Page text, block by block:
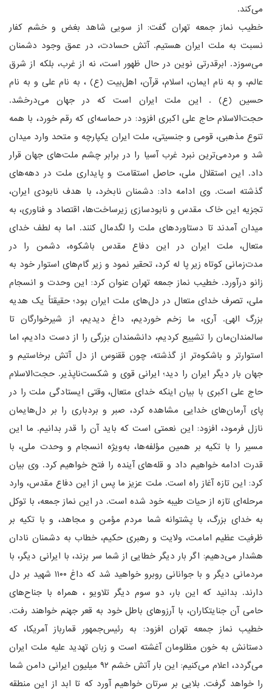
می‌کند.
خطیب نماز جمعه تهران گفت: از سویی شاهد بغض و خشم کفار
نسبت به ملت ایران هستیم. آتش حسادت، در عمق وجود دشمنان
می‌سوزد. ابرقدرتی نوین در حال ظهور است، نه از غرب، بلکه از شرق
عالم، و به نام ایمان، اسلام، قرآن، اهل‌بیت (ع) ، به نام علی و به نام
حسین (ع) . این ملت ایران است که در جهان می‌درخشد.
حجت‌الاسلام حاج علی اکبری افزود: در حماسه‌ای که رقم خورد، با همه
تنوع مذهبی، قومی و جنسیتی، ملت ایران یکپارچه و متحد وارد میدان
شد و مردمی‌ترین نبرد غرب آسیا را در برابر چشم ملت‌های جهان قرار
داد. این استقلال ملی، حاصل استقامت و پایداری ملت در دهه‌های
گذشته است. وی ادامه داد: دشمنان نابخرد، با هدف نابودی ایران،
تجزیه این خاک مقدس و نابودسازی زیرساخت‌ها، اقتصاد و فناوری، به
میدان آمدند تا دستاوردهای ملت را لگدمال کنند. اما به لطف خدای
متعال، ملت ایران در این دفاع مقدس باشکوه، دشمن را در
مدت‌زمانی کوتاه زیر پا له کرد، تحقیر نمود و زیر گام‌های استوار خود به
زانو درآورد. خطیب نماز جمعه تهران عنوان کرد: این وحدت و انسجام
ملی، تصرف خدای متعال در دل‌های ملت ایران بود؛ حقیقتاً یک هدیه
بزرگ الهی. آری، ما زخم خوردیم، داغ دیدیم، از شیرخوارگان تا
سالمندان‌مان را تشییع کردیم، دانشمندان بزرگی را از دست دادیم، اما
استوارتر و باشکوه‌تر از گذشته، چون ققنوس از دل آتش برخاستیم و
جهان بار دیگر ایران را دید؛ ایرانی قوی و شکست‌ناپذیر. حجت‌الاسلام
حاج علی اکبری با بیان اینکه خدای متعال، وقتی ایستادگی ملت را در
پای آرمان‌های خدایی مشاهده کرد، صبر و بردباری را بر دل‌هایمان
نازل فرمود، افزود: این نعمتی است که باید آن را قدر بدانیم. ما این
مسیر را با تکیه بر همین مؤلفه‌ها، به‌ویژه انسجام و وحدت ملی، با
قدرت ادامه خواهیم داد و قله‌های آینده را فتح خواهیم کرد. وی بیان
کرد: این تازه آغاز راه است. ملت عزیز ما پس از این دفاع مقدس، وارد
مرحله‌ای تازه از حیات طیبه خود شده است. در این نماز جمعه، با توکل
به خدای بزرگ، با پشتوانه شما مردم مؤمن و مجاهد، و با تکیه بر
ظرفیت عظیم امامت، ولایت و رهبری حکیم، خطاب به دشمنان نادان
هشدار می‌دهیم: اگر بار دیگر خطایی از شما سر بزند، با ایرانی دیگر، با
مردمانی دیگر و با جوانانی روبرو خواهید شد که داغ ۱۱۰۰ شهید بر دل
دارند. بدانید که این ‌بار، دو سوم دیگر تلاویو ، همراه با جناح‌های
حامی آن جنایتکاران، با آرزوهای باطل خود به قعر جهنم خواهند رفت.
خطیب نماز جمعه تهران افزود: به رئیس‌جمهور قمارباز آمریکا، که
دستانش به خون مظلومان آغشته است و زبان تهدید علیه ملت ایران
می‌گردد، اعلام می‌کنیم: این ‌بار آتش خشم ۹۲ میلیون ایرانی دامن شما
را خواهد گرفت. بلایی بر سرتان خواهیم آورد که تا ابد از این منطقه